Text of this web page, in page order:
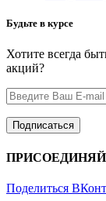
Будьте в курсе
Хотите всегда
акций?
Поделиться